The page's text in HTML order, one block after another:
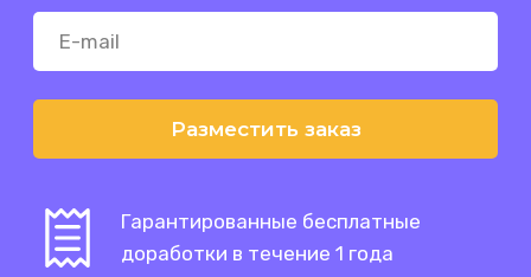
Разместить заказ
Гарантированные бесплатные
доработки в течение 1 года